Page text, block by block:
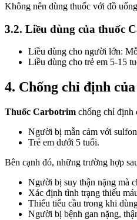
Không nên dùng thuốc với đồ
3.2. Liều dùng của thuốc
Liều dùng cho người lớn:
Liều dùng cho trẻ em 5-15
4. Chống chỉ định
Thuốc Carbotrim chống chỉ định
Người bị mẫn cảm với
Trẻ em dưới 5 tuổi.
Bên cạnh đó, những trường hợp
Người bị suy thận nặng mà
Xác định tình trạng thiếu
Thiếu tiểu cầu trong khi
Người bị bệnh gan nặng,